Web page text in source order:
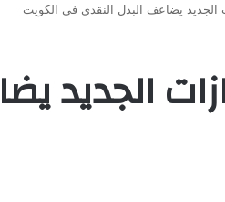
الجديد يضاعف البدل النقدي في الكويت
الجديد